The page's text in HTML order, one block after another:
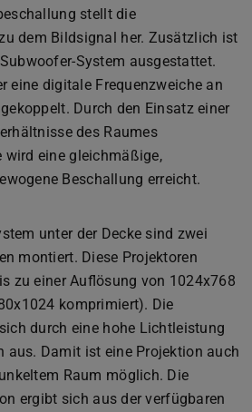
stellt die
dem Bildsignal her. Zusätzlich ist
System ausgestattet.
eine digitale Frequenzweiche an
Durch den Einsatz einer
des Raumes
eine gleichmäßige,
Beschallung erreicht.
unter der Decke sind zwei
montiert. Diese Projektoren
zu einer Auflösung von 1024x768
komprimiert). Die
durch eine hohe Lichtleistung
aus. Damit ist eine Projektion auch
Raum möglich. Die
ergibt sich aus der verfügbaren